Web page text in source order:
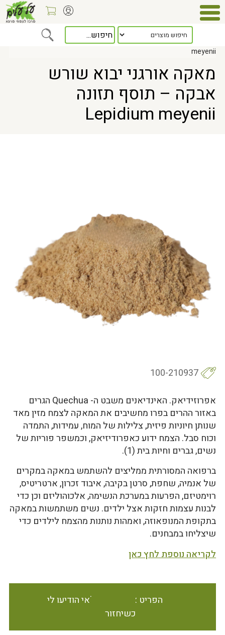
> מאקה אורגני יבוא שורש אבקה – תוסף תזונה Lepidium
meyenii
מאקה אורגני יבוא שורש
אבקה – תוסף תזונה
Lepidium meyenii
100-210937
אפרוזידיאק. האינדיאנים משבט ה- Quechua הגרים
באזור ההרים בפרו מחשיבים את המאקה לצמח מזין מאד
שנותן חיוניות פיזית, צלילות של המוח, עמידות, התמדה
וכוח סבל. הצמח ידוע כאפרודיזיאק, וכמשפר פוריות של
נשים, גברים וחיות בית (1).
ברפואה המסורתית ממליצים להשתמש במאקה במקרים
של אנמיה, שחפת, סרטן בקיבה, איבוד זכרון, ארטריטיס,
רוימטיזם, הפרעות במערכת הנשימה, אלכוהוליזם וכן כדי
לבנות עצמות חזקות אצל ילדים. נשים משתמשות במאקה
בתקופת המנופאוזה, ואמהות נותנות מהצמח לילדים כדי
שיצליחו במבחנים.
לקריאה נוספת לחץ כאן
הפריט אינו זמין במלאי הודיעו לי
כשיחזור